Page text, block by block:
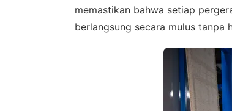
memastikan bahwa setiap
berlangsung secara mulus tanpa